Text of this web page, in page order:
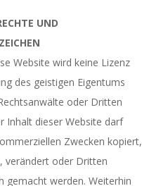
UND
Website wird keine Lizenz
des geistigen Eigentums
oder Dritten
Inhalt dieser Website darf
Zwecken kopiert,
verändert oder Dritten
gemacht werden. Weiterhin
AN (+49) 0209 - 2 38 31